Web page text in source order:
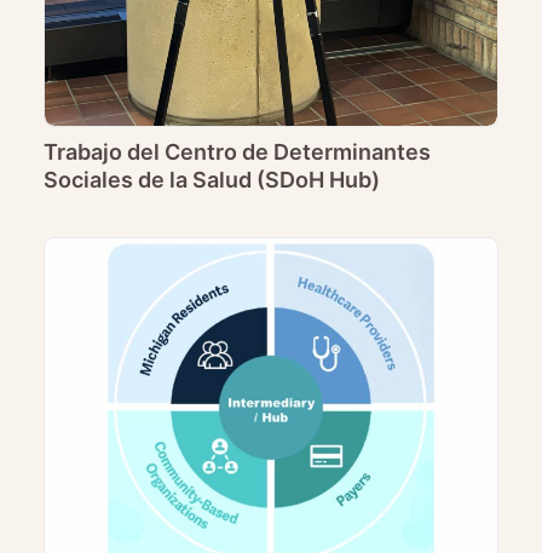
Trabajo del Centro de Determinantes
Sociales de la Salud (SDoH Hub)